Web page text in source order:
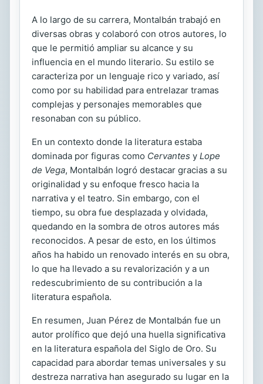
A lo largo de su carrera, Montalbán trabajó en
diversas obras y colaboró con otros autores, lo
que le permitió ampliar su alcance y su
influencia en el mundo literario. Su estilo se
caracteriza por un lenguaje rico y variado, así
como por su habilidad para entrelazar tramas
complejas y personajes memorables que
resonaban con su público.
En un contexto donde la literatura estaba
dominada por figuras como Cervantes y Lope
de Vega, Montalbán logró destacar gracias a su
originalidad y su enfoque fresco hacia la
narrativa y el teatro. Sin embargo, con el
tiempo, su obra fue desplazada y olvidada,
quedando en la sombra de otros autores más
reconocidos. A pesar de esto, en los últimos
años ha habido un renovado interés en su obra,
lo que ha llevado a su revalorización y a un
redescubrimiento de su contribución a la
literatura española.
En resumen, Juan Pérez de Montalbán fue un
autor prolífico que dejó una huella significativa
en la literatura española del Siglo de Oro. Su
capacidad para abordar temas universales y su
destreza narrativa han asegurado su lugar en la